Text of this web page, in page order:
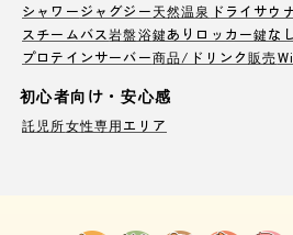
シャワージャグジー天然温泉 ドライサウ
スチームバス岩盤浴鍵ありロッカー鍵な
プロテインサーバー商品/ドリンク販売
初心者向け・安心感
託児所女性専用エリア